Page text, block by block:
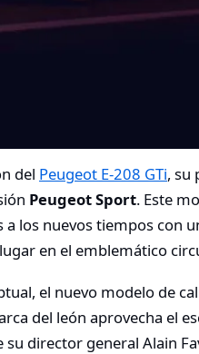
del Peugeot E-208 GTi, su
Peugeot Sport. Este
a los nuevos tiempos con
en el emblemático
el nuevo modelo de
del león aprovecha el
director general Alain